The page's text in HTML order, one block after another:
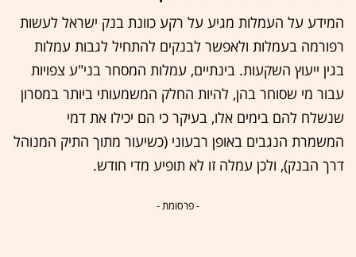
המידע על העמלות מגיע על רקע כוונת בנק ישראל לעשות
רפורמה בעמלות ולאפשר לבנקים להתחיל לגבות עמלות
בגין ייעוץ השקעות. בינתיים, עמלות המסחר בני"ע צפויות
עבור מי שסוחר בהן, להיות החלק המשמעותי ביותר במסרון
שנשלח להם בימים אלו, בעיקר כי הם יכילו את דמי
המשמרת הנגבים באופן רבעוני (כשיעור מתוך התיק המנוהל
דרך הבנק), ולכן עמלה זו לא תופיע מדי חודש.
- פרסומת -